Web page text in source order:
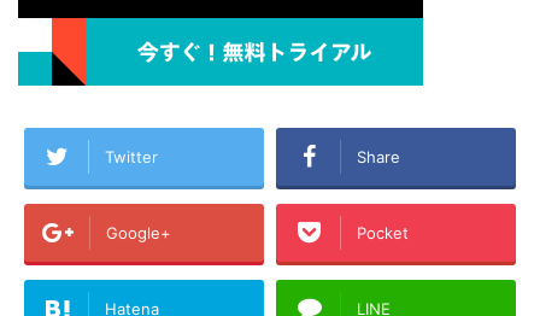
Twitter Share
Google+ Pocket
Hatena LINE